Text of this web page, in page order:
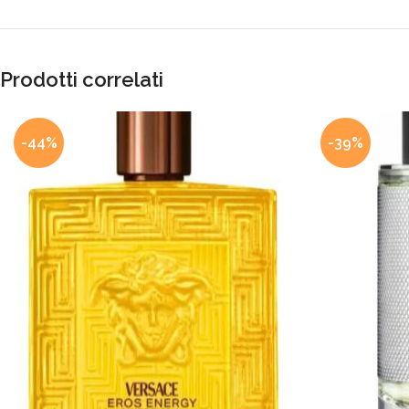
Prodotti correlati
-44% -39%